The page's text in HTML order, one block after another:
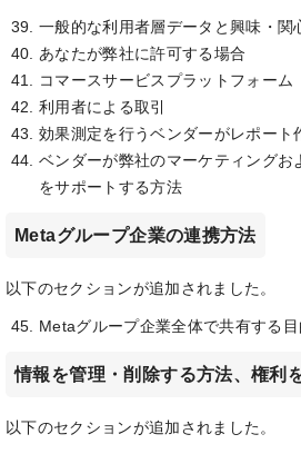
一般的な利用者層データと興味・関
あなたが弊社に許可する場合
コマースサービスプラットフォーム
利用者による取引
効果測定を行うベンダーがレポート
ベンダーが弊社のマーケティングお
をサポートする方法
Metaグループ企業の連携方法
以下のセクションが追加されました。
Metaグループ企業全体で共有する目
情報を管理・削除する方法、権利
以下のセクションが追加されました。